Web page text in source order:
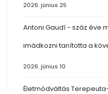
2026. június 25
Antoni Gaudí - száz éve
imádkozni tanította a
2026. június 10
Életmódváltás